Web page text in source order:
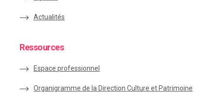
Actualités
Ressources
Espace professionnel
Organigramme de la Direction Culture et Patrimoine